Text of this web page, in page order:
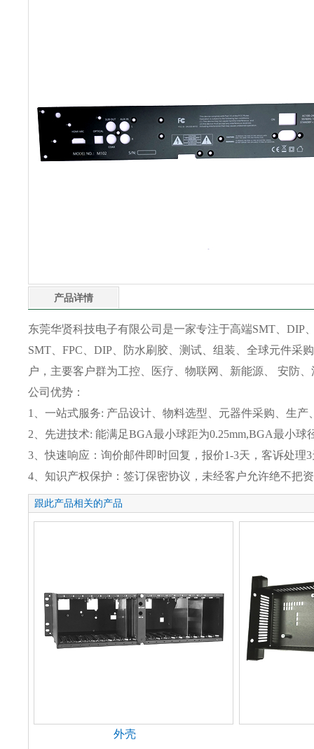
产品详情
东莞华贤科技电子有限公司是一家专注于高端SMT、DIP
SMT、FPC、DIP、防水刷胶、测试、组装、全球元件采
户，主要客户群为工控、医疗、物联网、新能源、 安防、
公司优势：
1、一站式服务: 产品设计、物料选型、元器件采购、生
2、先进技术: 能满足BGA最小球距为0.25mm,BGA最小
3、快速响应：询价邮件即时回复，报价1-3天，客诉处理
4、知识产权保护：签订保密协议，未经客户允许绝不把
跟此产品相关的产品
外壳